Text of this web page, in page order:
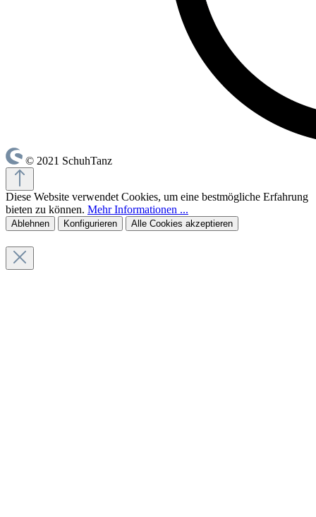
© 2021 SchuhTanz
Diese Website verwendet Cookies, um eine bestmögliche Erfahrung
bieten zu können. Mehr Informationen ...
Ablehnen Konfigurieren Alle Cookies akzeptieren